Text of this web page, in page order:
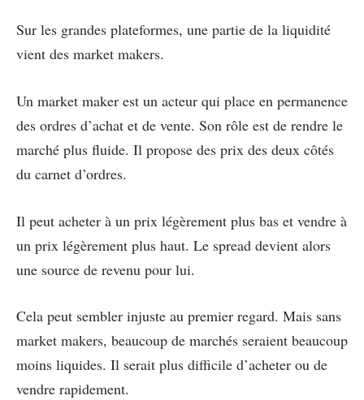
Sur les grandes plateformes, une partie de la liquidité
vient des market makers.
Un market maker est un acteur qui place en permanence
des ordres d’achat et de vente. Son rôle est de rendre le
marché plus fluide. Il propose des prix des deux côtés
du carnet d’ordres.
Il peut acheter à un prix légèrement plus bas et vendre à
un prix légèrement plus haut. Le spread devient alors
une source de revenu pour lui.
Cela peut sembler injuste au premier regard. Mais sans
market makers, beaucoup de marchés seraient beaucoup
moins liquides. Il serait plus difficile d’acheter ou de
vendre rapidement.